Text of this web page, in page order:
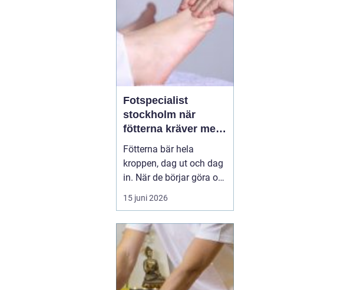
göra stor skillnad.
Genom n...
Fotspecialist
stockholm när
fötterna kräver mer
än vanliga sulor
Fötterna bär hela
kroppen, dag ut och dag
in. När de börjar göra ont
påverkas mer än bara
stegen sömn, träning,
lidande. Många försöker
länge med egenvård,
inlägg från sportbutiken
eller vila, men
15 juni 2026